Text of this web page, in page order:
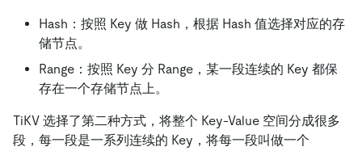
Hash：按照 Key 做 Hash，根据 Hash 值选择对应的存
储节点。
Range：按照 Key 分 Range，某一段连续的 Key 都保
存在一个存储节点上。
TiKV 选择了第二种方式，将整个 Key-Value 空间分成很多
段，每一段是一系列连续的 Key，将每一段叫做一个